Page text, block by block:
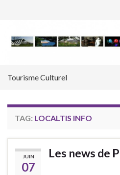
Tourisme Culturel
TAG: LOCALTIS INFO
JUIN
07
Les news de